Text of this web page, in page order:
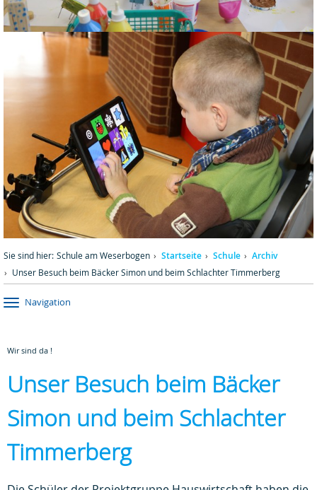
Sie sind hier: Schule am Weserbogen Startseite Schule Archiv
Unser Besuch beim Bäcker Simon und beim Schlachter Timmerberg
Navigation
Wir sind da !
Unser Besuch beim Bäcker
Simon und beim Schlachter
Timmerberg